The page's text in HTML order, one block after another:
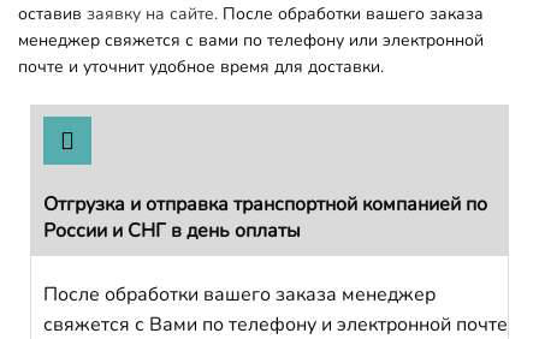
оставив заявку на сайте. После обработки вашего заказа
менеджер свяжется с вами по телефону или электронной
почте и уточнит удобное время для доставки.
Отгрузка и отправка транспортной компанией по
России и СНГ в день оплаты
После обработки вашего заказа менеджер
свяжется с Вами по телефону и электронной почте